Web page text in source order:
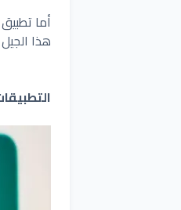
أما تطبيق
هذا